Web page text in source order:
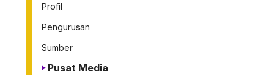
Profil
Pengurusan
Sumber
Pusat Media